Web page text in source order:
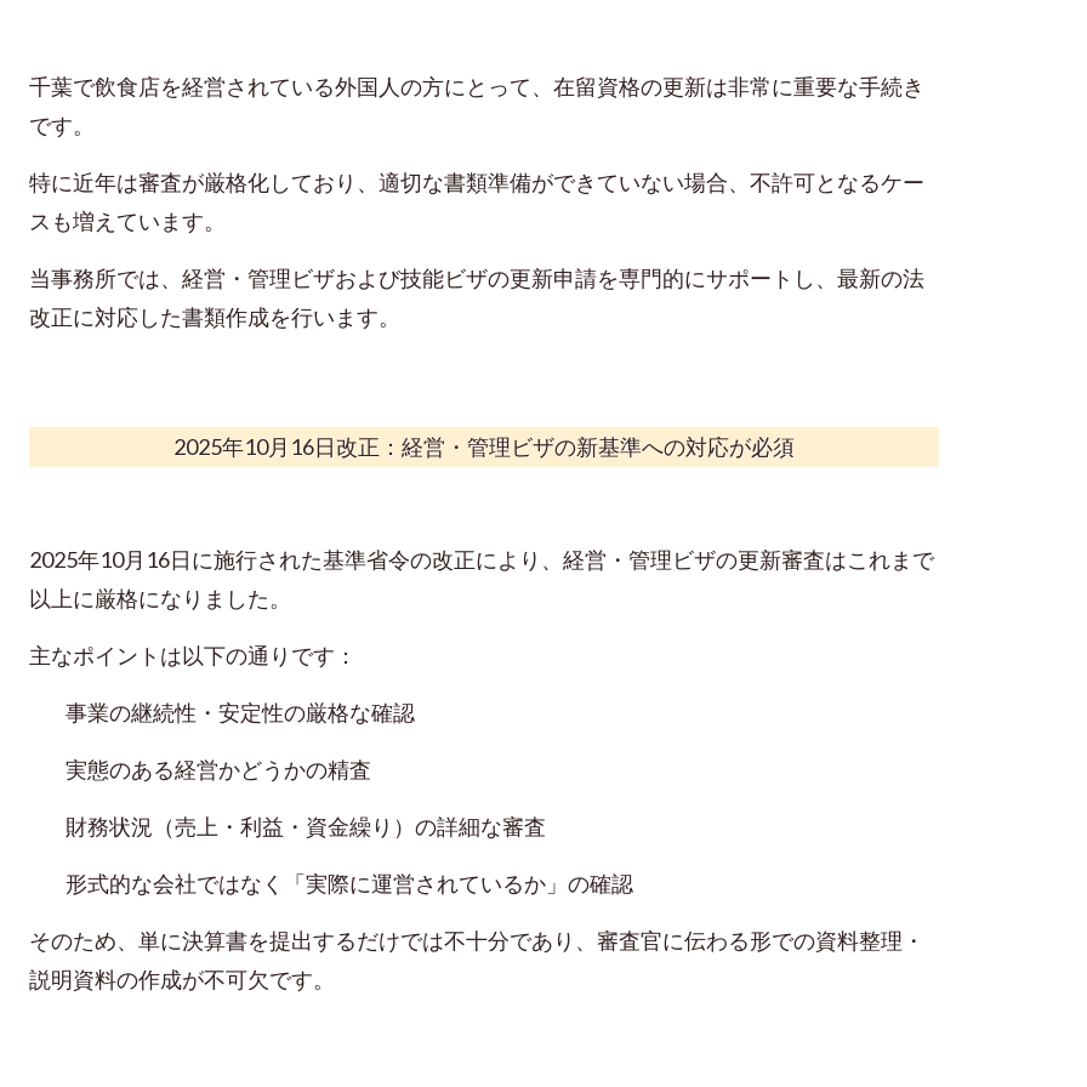
千葉で飲食店を経営されている外国人の方にとって、在留資格の更新は非常に重要な手続き
です。
特に近年は審査が厳格化しており、適切な書類準備ができていない場合、不許可となるケー
スも増えています。
当事務所では、経営・管理ビザおよび技能ビザの更新申請を専門的にサポートし、最新の法
改正に対応した書類作成を行います。
2025年10月16日改正：経営・管理ビザの新基準への対応が必須
2025年10月16日に施行された基準省令の改正により、経営・管理ビザの更新審査はこれまで
以上に厳格になりました。
主なポイントは以下の通りです：
事業の継続性・安定性の厳格な確認
実態のある経営かどうかの精査
財務状況（売上・利益・資金繰り）の詳細な審査
形式的な会社ではなく「実際に運営されているか」の確認
そのため、単に決算書を提出するだけでは不十分であり、審査官に伝わる形での資料整理・
説明資料の作成が不可欠です。